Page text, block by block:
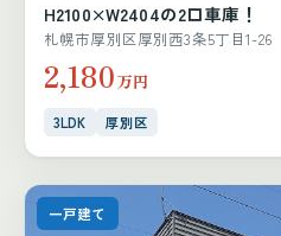
H2100×W2404の2口車庫！
札幌市厚別区厚別西3条5丁目1-26
2,180万円
3LDK 厚別区
一戸建て